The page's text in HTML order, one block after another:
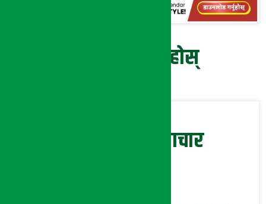
प्रतिक्रिया दिनुहोस्
सम्बन्धित समाचार